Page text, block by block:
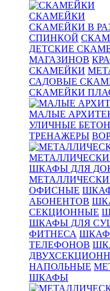
СКАМЕЙКИ
СКАМЕЙКИ В
СПИНКОЙ
ДЕТСКИЕ
МАГАЗИНОВ
СКАМЕЙКИ
САДОВЫЕ
СКАМЕЙКИ
МАЛЫЕ
УЛИЧНЫЕ
ТРЕНАЖЕРЫ
ШКАФЫ ДЛЯ
ОФИСНЫЕ
АБОНЕНТОВ
СЕКЦИОННЫЕ
ШКАФЫ ДЛЯ
ФИТНЕСА
ТЕЛЕФОНОВ
НАПОЛЬНЫЕ
ШКАФЫ